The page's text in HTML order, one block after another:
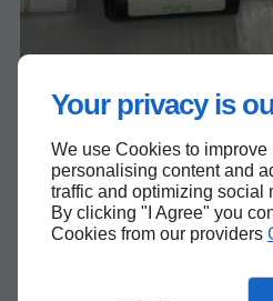
Your privacy is
We use Cookies to
personalising content and
traffic and optimizing social
By clicking "I Agree" you
Cookies from our providers